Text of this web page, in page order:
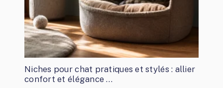
Niches pour chat pratiques et stylés : allier
confort et élégance …